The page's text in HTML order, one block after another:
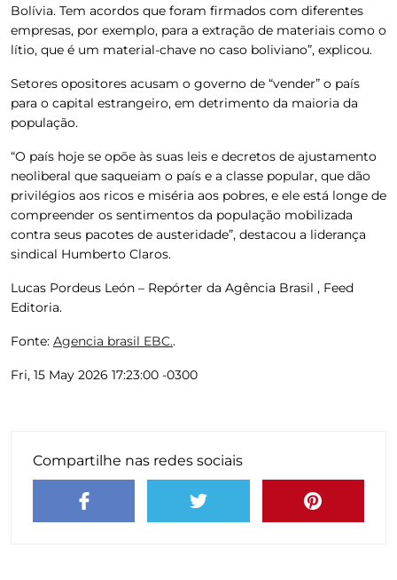
Bolívia. Tem acordos que foram firmados com diferentes
empresas, por exemplo, para a extração de materiais como o
lítio, que é um material-chave no caso boliviano”, explicou.
Setores opositores acusam o governo de “vender” o país
para o capital estrangeiro, em detrimento da maioria da
população.
“O país hoje se opõe às suas leis e decretos de ajustamento
neoliberal que saqueiam o país e a classe popular, que dão
privilégios aos ricos e miséria aos pobres, e ele está longe de
compreender os sentimentos da população mobilizada
contra seus pacotes de austeridade”, destacou a liderança
sindical Humberto Claros.
Lucas Pordeus León – Repórter da Agência Brasil , Feed
Editoria.
Fonte: Agencia brasil EBC..
Fri, 15 May 2026 17:23:00 -0300
Compartilhe nas redes sociais